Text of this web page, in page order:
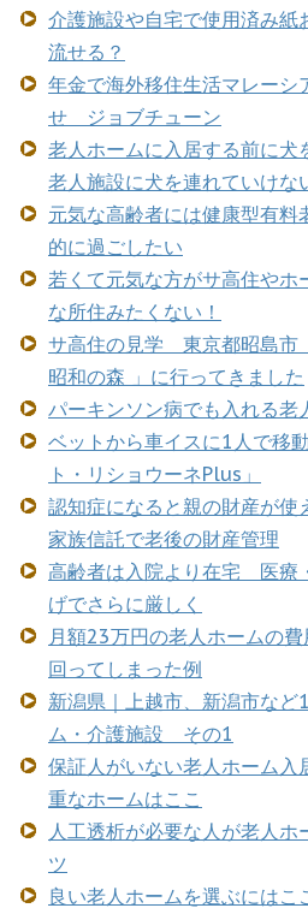
介護施設や自宅で使用済み紙
流せる？
年金で海外移住生活マレー
せ ジョブチューン
老人ホームに入居する前に犬
老人施設に犬を連れていけな
元気な高齢者には健康型有
的に過ごしたい
若くて元気な方がサ高住や
な所住みたくない！
サ高住の見学 東京都昭島市
昭和の森 」に行ってきました
パーキンソン病でも入れる老
ベットから車イスに1人で移
ト・リショウーネPlus」
認知症になると親の財産が
家族信託で老後の財産管理
高齢者は入院より在宅 医療
げでさらに厳しく
月額23万円の老人ホームの
回ってしまった例
新潟県｜上越市、新潟市な
ム・介護施設 その1
保証人がいない老人ホーム
重なホームはここ
人工透析が必要な人が老人
ツ
良い老人ホームを選ぶには